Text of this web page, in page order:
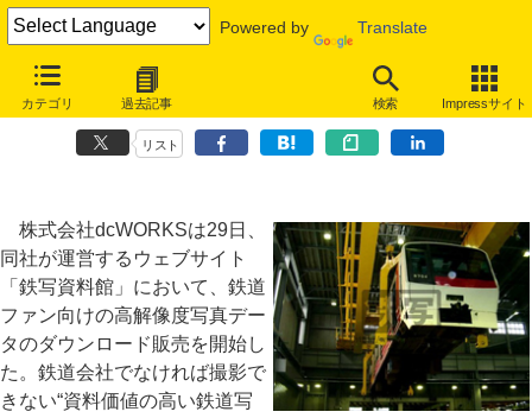
Powered by Translate
カテゴリ 過去記事 検索 Impressサイト
資料価値の高い鉄道写真をダウンロード販売、上田電鉄など4社から
1000点提供
リスト
株式会社dcWORKSは29日、
同社が運営するウェブサイト
「鉄写資料館」において、鉄道
ファン向けの高解像度写真デー
タのダウンロード販売を開始し
た。鉄道会社でなければ撮影で
きない“資料価値の高い鉄道写